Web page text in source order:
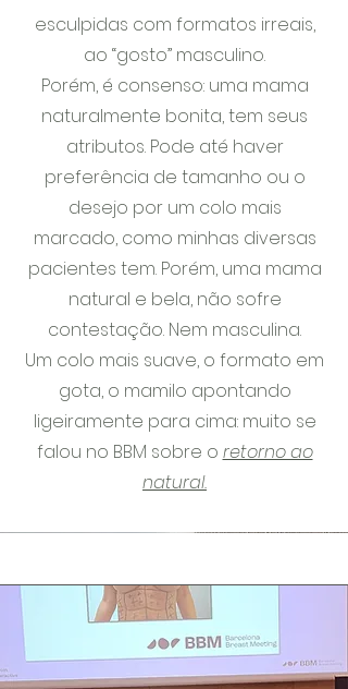
esculpidas com formatos irreais,
ao “gosto” masculino.
Porém, é consenso: uma mama
naturalmente bonita, tem seus
atributos. Pode até haver
preferência de tamanho ou o
desejo por um colo mais
marcado, como minhas diversas
pacientes tem. Porém, uma mama
natural e bela, não sofre
contestação. Nem masculina.
Um colo mais suave, o formato em
gota, o mamilo apontando
ligeiramente para cima: muito se
falou no BBM sobre o retorno ao
natural.